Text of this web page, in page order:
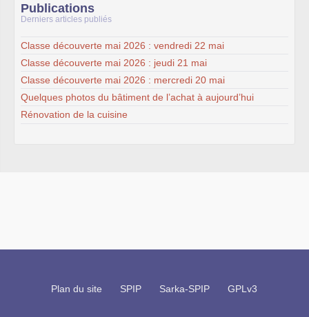
Publications
Derniers articles publiés
Classe découverte mai 2026 : vendredi 22 mai
Classe découverte mai 2026 : jeudi 21 mai
Classe découverte mai 2026 : mercredi 20 mai
Quelques photos du bâtiment de l’achat à aujourd’hui
Rénovation de la cuisine
Plan du site SPIP Sarka-SPIP GPLv3